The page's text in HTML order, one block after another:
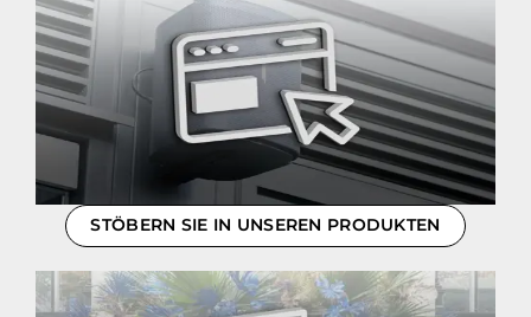
STÖBERN SIE IN UNSEREN PRODUKTEN